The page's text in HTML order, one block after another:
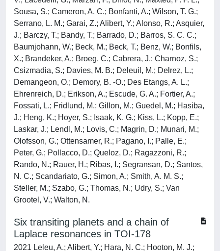
Sousa, S.; Cameron, A. C.; Bonfanti, A.; Wilson, T. G.;
Serrano, L. M.; Garai, Z.; Alibert, Y.; Alonso, R.; Asquier,
J.; Barczy, T.; Bandy, T.; Barrado, D.; Barros, S. C. C.;
Baumjohann, W.; Beck, M.; Beck, T.; Benz, W.; Bonfils,
X.; Brandeker, A.; Broeg, C.; Cabrera, J.; Charnoz, S.;
Csizmadia, S.; Davies, M. B.; Deleuil, M.; Delrez, L.;
Demangeon, O.; Demory, B. -O.; Des Etangs, A. L.;
Ehrenreich, D.; Erikson, A.; Escude, G. A.; Fortier, A.;
Fossati, L.; Fridlund, M.; Gillon, M.; Guedel, M.; Hasiba,
J.; Heng, K.; Hoyer, S.; Isaak, K. G.; Kiss, L.; Kopp, E.;
Laskar, J.; Lendl, M.; Lovis, C.; Magrin, D.; Munari, M.;
Olofsson, G.; Ottensamer, R.; Pagano, I.; Palle, E.;
Peter, G.; Pollacco, D.; Queloz, D.; Ragazzoni, R.;
Rando, N.; Rauer, H.; Ribas, I.; Segransan, D.; Santos,
N. C.; Scandariato, G.; Simon, A.; Smith, A. M. S.;
Steller, M.; Szabo, G.; Thomas, N.; Udry, S.; Van
Grootel, V.; Walton, N.
Six transiting planets and a chain of
Laplace resonances in TOI-178
2021 Leleu, A.; Alibert, Y.; Hara, N. C.; Hooton, M. J.;